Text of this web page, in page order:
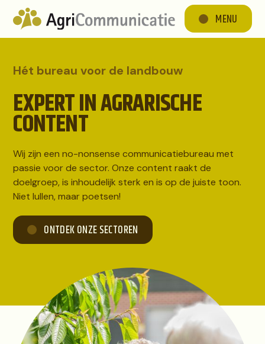
MENU
Hét bureau voor de landbouw
EXPERT IN AGRARISCHE
CONTENT
Wij zijn een no-nonsense communicatiebureau met
passie voor de sector. Onze content raakt de
doelgroep, is inhoudelijk sterk en is op de juiste toon.
Niet lullen, maar poetsen!
ONTDEK ONZE SECTOREN